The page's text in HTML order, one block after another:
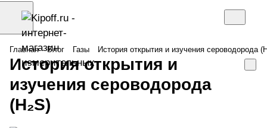
Главная Блог Газы История открытия и изучения сероводорода
История открытия и
изучения сероводорода
(H₂S)